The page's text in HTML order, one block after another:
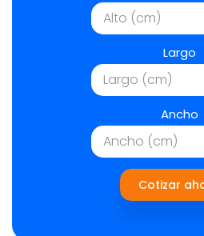
Largo
Ancho
Cotizar